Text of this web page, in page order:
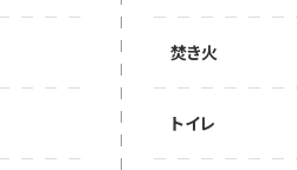
焚き火
トイレ